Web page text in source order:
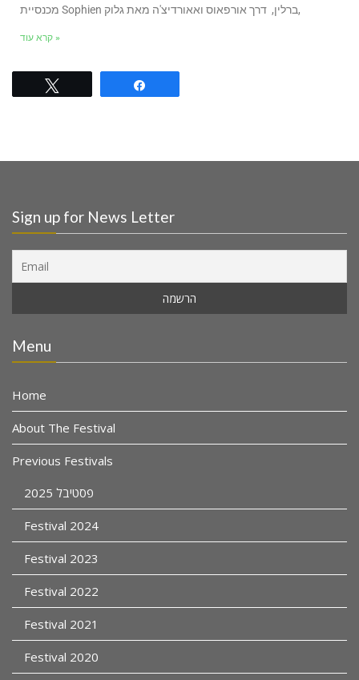
מכנסיית Sophien ברלין, דרך אורפאוס ואאורדיצ'ה מאת גלוק,
קרא עוד »
Sign up for News Letter
Menu
Home
About The Festival
Previous Festivals
פסטיבל 2025
Festival 2024
Festival 2023
Festival 2022
Festival 2021
Festival 2020